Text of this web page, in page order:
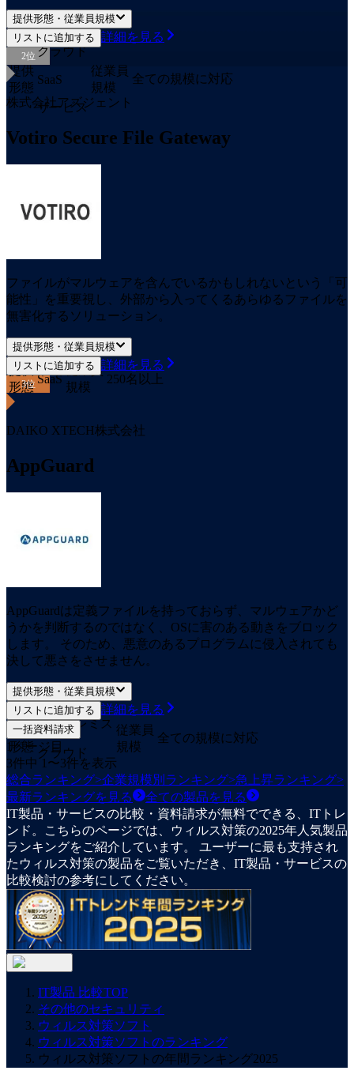
提供形態・従業員規模
提供
形態
クラウド
SaaS
サービス
従業員
規模
全ての規模に対応
リストに追加する 詳細を見る
2位
株式会社アズジェント
Votiro Secure File Gateway
ファイルがマルウェアを含んでいるかもしれないという「可
能性」を重要視し、外部から入ってくるあらゆるファイルを
無害化するソリューション。
提供形態・従業員規模
提供
形態
SaaS
従業員
規模
250名以上
リストに追加する 詳細を見る
3位
DAIKO XTECH株式会社
AppGuard
AppGuardは定義ファイルを持っておらず、マルウェアかど
うかを判断するのではなく、OSに害のある動きをブロック
します。 そのため、悪意のあるプログラムに侵入されても
決して悪さをさせません。
提供形態・従業員規模
提供
形態
オンプレミス
クラウド
従業員
規模
全ての規模に対応
リストに追加する 詳細を見る
一括資料請求
1ページ目
3件中1 〜3件を表示
総合ランキング>企業規模別ランキング>急上昇ランキング>
最新ランキングを見る
全ての製品を見る
IT製品・サービスの比較・資料請求が無料でできる、ITトレ
ンド。こちらのページでは、ウィルス対策の2025年人気製品
ランキングをご紹介しています。 ユーザーに最も支持され
たウィルス対策の製品をご覧いただき、IT製品・サービスの
比較検討の参考にしてください。
IT製品 比較TOP
その他のセキュリティ
ウィルス対策ソフト
ウィルス対策ソフトのランキング
ウィルス対策ソフトの年間ランキング2025